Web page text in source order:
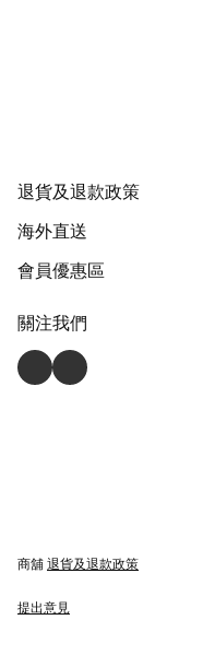
退貨及退款政策
海外直送
會員優惠區
關注我們
商舖 退貨及退款政策
提出意見